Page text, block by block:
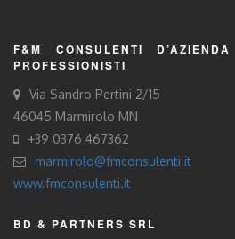
F&M CONSULENTI
PROFESSIONISTI
Via Sandro Pertini 2/15
46045 Marmirolo MN
+39 0376 467362
marmirolo@fmconsulenti.it
www.fmconsulenti.it
BD & PARTNERS SRL